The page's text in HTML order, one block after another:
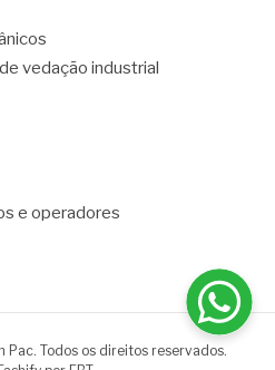
vedação industrial
e operadores
Todos os direitos reservados.